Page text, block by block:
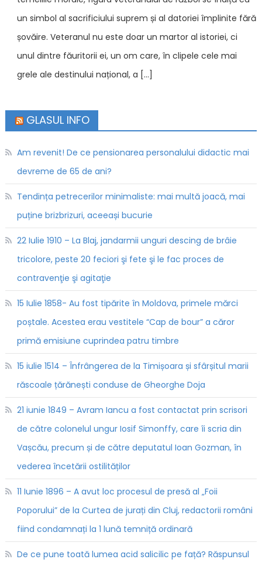
un simbol al sacrificiului suprem și al datoriei împlinite fără
șovăire. Veteranul nu este doar un martor al istoriei, ci
unul dintre făuritorii ei, un om care, în clipele cele mai
grele ale destinului național, a […]
GLASUL INFO
Am revenit! De ce pensionarea personalului didactic mai
devreme de 65 de ani?
Tendința petrecerilor minimaliste: mai multă joacă, mai
puține brizbrizuri, aceeași bucurie
22 Iulie 1910 – La Blaj, jandarmii unguri descing de brâie
tricolore, peste 20 feciori şi fete şi le fac proces de
contravenţie şi agitaţie
15 Iulie 1858- Au fost tipărite în Moldova, primele mărci
poștale. Acestea erau vestitele “Cap de bour” a căror
primă emisiune cuprindea patru timbre
15 iulie 1514 – Înfrângerea de la Timișoara și sfârșitul marii
răscoale țărănești conduse de Gheorghe Doja
21 iunie 1849 – Avram Iancu a fost contactat prin scrisori
de către colonelul ungur Iosif Simonffy, care îi scria din
Vașcău, precum și de către deputatul Ioan Gozman, în
vederea încetării ostilităților
11 Iunie 1896 – A avut loc procesul de presă al „Foii
Poporului” de la Curtea de jurați din Cluj, redactorii români
fiind condamnați la 1 lună temniță ordinară
De ce pune toată lumea acid salicilic pe față? Răspunsul